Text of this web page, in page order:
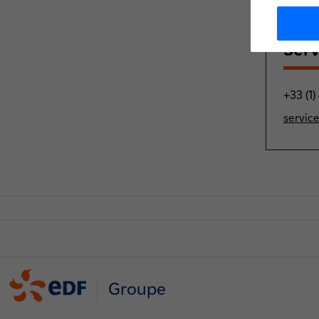
+33
Groupe